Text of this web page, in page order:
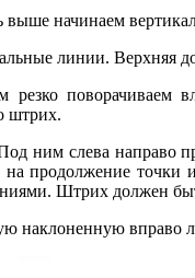
начинаем
линии. Верхняя
резко
штрих.
ним слева направо
продолжение точки
Штрих должен
наклоненную вправо